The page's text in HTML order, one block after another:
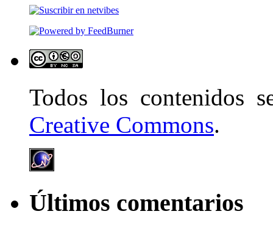
Todos los contenidos
Creative Commons.
Últimos comentarios